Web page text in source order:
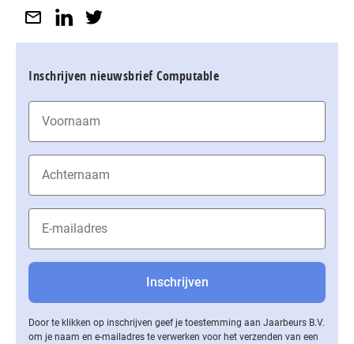
Inschrijven nieuwsbrief Computable
Door te klikken op inschrijven geef je toestemming aan Jaarbeurs B.V.
om je naam en e-mailadres te verwerken voor het verzenden van een